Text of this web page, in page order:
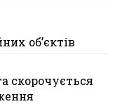
об’єктів
скорочується